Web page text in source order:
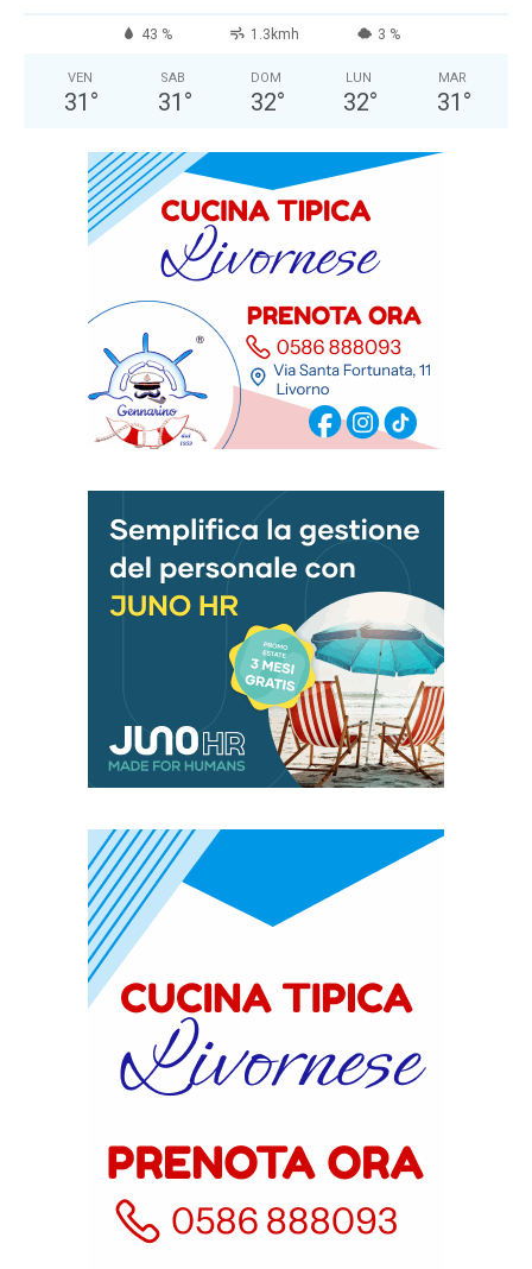
43 % 1.3kmh 3 %
VEN
31 °
SAB
31 °
DOM
32°
LUN
32°
MAR
31 °